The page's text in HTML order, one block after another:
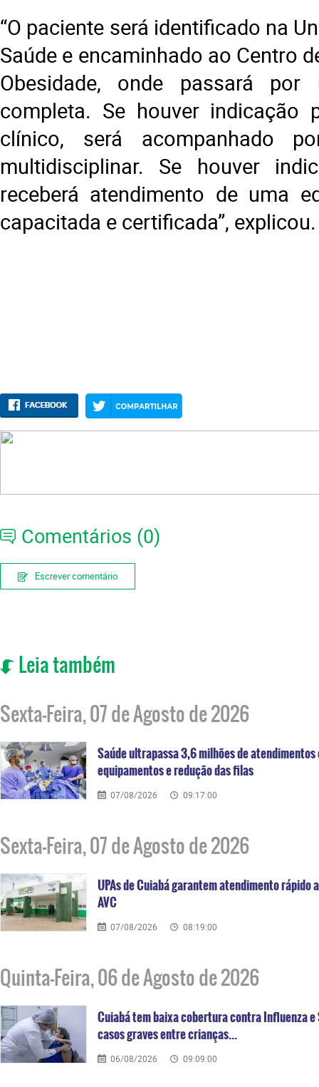
“O paciente será identificado na
Saúde e encaminhado ao Centro
Obesidade, onde passará por
completa. Se houver indicação
clínico, será acompanhado
multidisciplinar. Se houver
receberá atendimento de uma
capacitada e certificada”, explicou.
Comentários (0)
Escrever comentário
Leia também
Sexta-Feira, 07 de Agosto de 2026
Saúde ultrapassa 3,6 milhões de atendimentos
equipamentos e redução das filas
07/08/2026 09:17:00
Sexta-Feira, 07 de Agosto de 2026
UPAs de Cuiabá garantem atendimento rápido
AVC
07/08/2026 08:19:00
Quinta-Feira, 06 de Agosto de 2026
Cuiabá tem baixa cobertura contra Influenza
casos graves entre crianças...
06/08/2026 09:09:00